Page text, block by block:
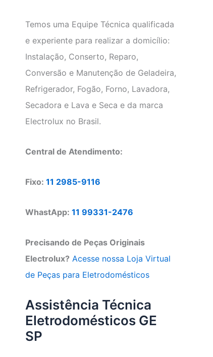
Temos uma Equipe Técnica qualificada
e experiente para realizar a domicílio:
Instalação, Conserto, Reparo,
Conversão e Manutenção de Geladeira,
Refrigerador, Fogão, Forno, Lavadora,
Secadora e Lava e Seca e da marca
Electrolux no Brasil.
Central de Atendimento:
Fixo: 11 2985-9116
WhastApp: 11 99331-2476
Precisando de Peças Originais
Electrolux? Acesse nossa Loja Virtual
de Peças para Eletrodomésticos
Assistência Técnica
Eletrodomésticos GE
SP